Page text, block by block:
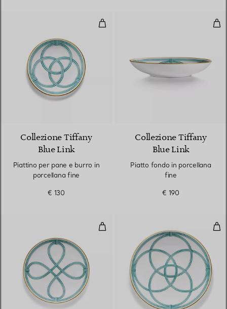
Piattino per pane e burro in
Collezione Tiffany
Blue Link
Piattino per pane e burro in
porcellana fine
€ 130
Collezione Tiffany
Blue Link
Piatto fondo in porcellana
fine
€ 190
Piatto da dessert in porcellana